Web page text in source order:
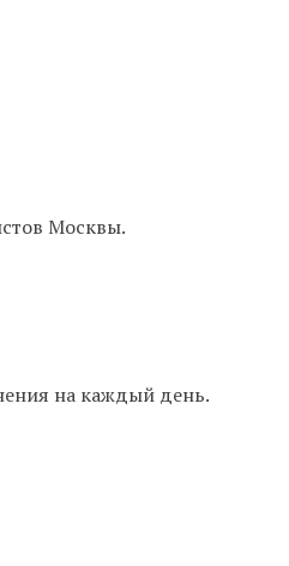
Москвы.
на каждый день.